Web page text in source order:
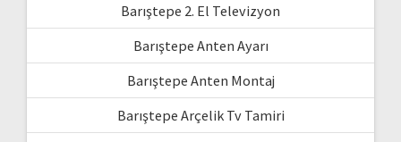
Barıştepe 2. El Televizyon
Barıştepe Anten Ayarı
Barıştepe Anten Montaj
Barıştepe Arçelik Tv Tamiri